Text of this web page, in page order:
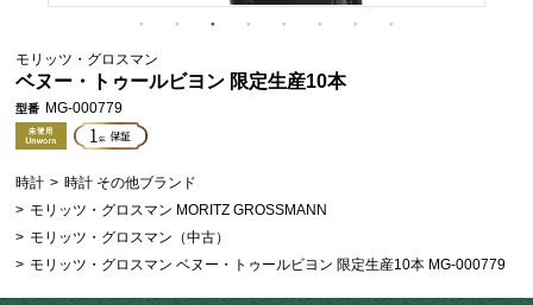
モリッツ・グロスマン
ベヌー・トゥールビヨン 限定生産10本
型番 MG-000779
時計 > 時計 その他ブランド
> モリッツ・グロスマン MORITZ GROSSMANN
> モリッツ・グロスマン（中古）
> モリッツ・グロスマン ベヌー・トゥールビヨン 限定生産10本 MG-000779